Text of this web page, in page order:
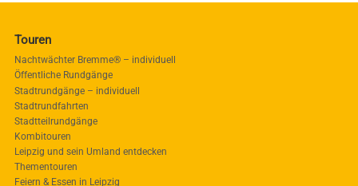
Touren
Nachtwächter Bremme® – individuell
Öffentliche Rundgänge
Stadtrundgänge – individuell
Stadtrundfahrten
Stadtteilrundgänge
Kombitouren
Leipzig und sein Umland entdecken
Thementouren
Feiern & Essen in Leipzig